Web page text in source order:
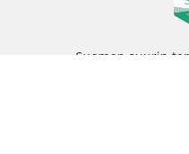
Suomen suurin